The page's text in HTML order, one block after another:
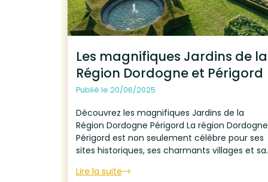
Les magnifiques Jardins de la
Région Dordogne et Périgord
Publié le 20/06/2025
Découvrez les magnifiques Jardins de la
Région Dordogne Périgord La région Dordogne
Périgord est non seulement célèbre pour ses
sites historiques, ses charmants villages et sa
magnifiques. Cette région abrite une variété
Lire la suite